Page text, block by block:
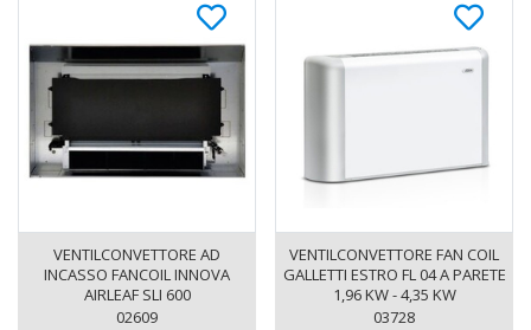
VENTILCONVETTORE AD
INCASSO FANCOIL INNOVA
AIRLEAF SLI 600
02609
VENTILCONVETTORE FAN COIL
GALLETTI ESTRO FL 04 A PARETE
1,96 KW - 4,35 KW
03728